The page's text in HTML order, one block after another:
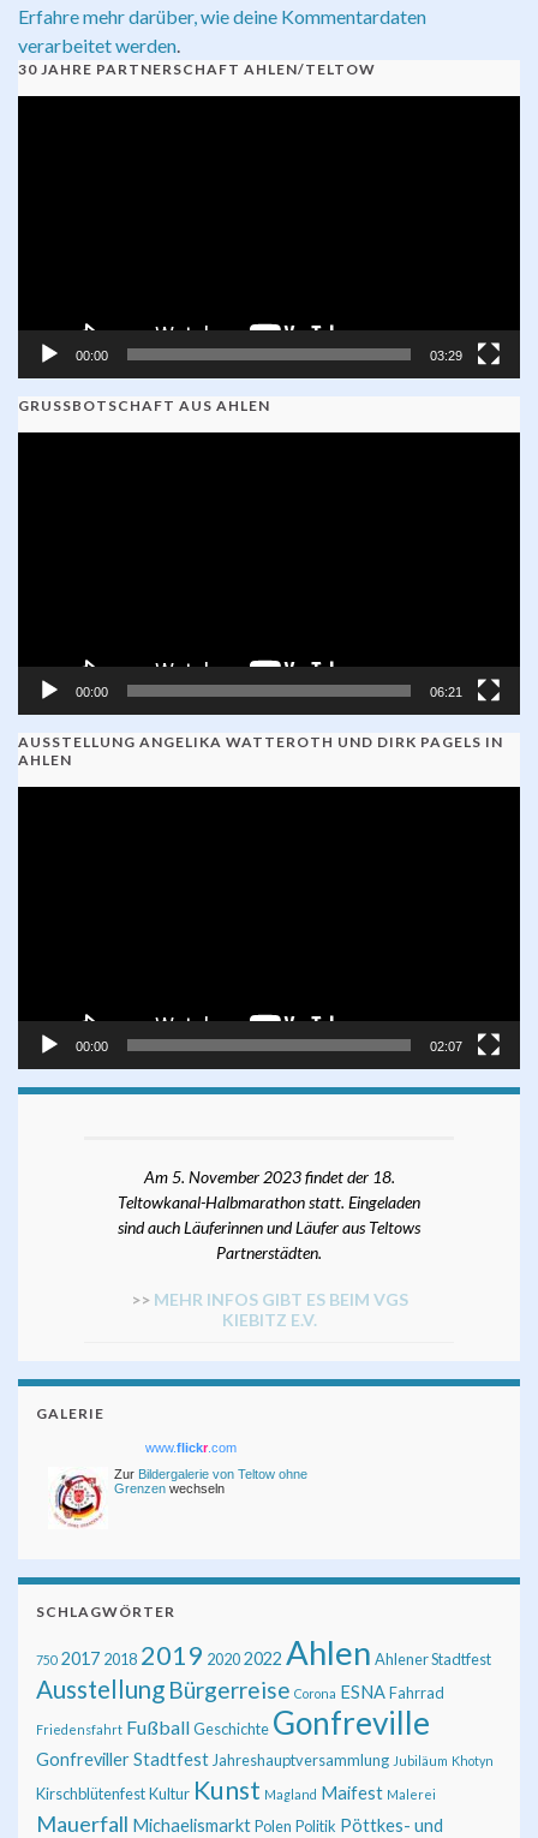
Erfahre mehr darüber, wie deine Kommentardaten
verarbeitet werden
30 JAHRE PARTNERSCHAFT AHLEN/TELTOW
00:00 03:29
GRUSSBOTSCHAFT AUS AHLEN
00:00 06:21
AUSSTELLUNG ANGELIKA WATTEROTH UND DIRK PAGELS IN
AHLEN
00:00 02:07
Am 5. November 2023 findet der 18.
Teltowkanal-Halbmarathon statt. Eingeladen
sind auch Läuferinnen und Läufer aus Teltows
Partnerstädten.
>> MEHR INFOS GIBT ES BEIM VGS
KIEBITZ E.V.
GALERIE
www.flickr.com
Zur Bildergalerie von Teltow ohne
Grenzen wechseln
SCHLAGWÖRTER
750 2017 2018 2019 20202022 Ahlen Ahlener Stadtfest
Ausstellung Bürgerreise Corona ESNAFahrrad
Friedensfahrt FußballGeschichte Gonfreville
Gonfreviller Stadtfest Jahreshauptversammlung Jubiläum Khotyn
KirschblütenfestKultur Kunst Magland Maifest Malerei
Mauerfall MichaelismarktPolen Politik Pöttkes- und